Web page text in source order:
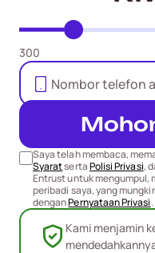
300
Saya telah membaca,
SyaratsertaPolisi Privasi,
Entrust untuk mengumpul,
peribadi saya, yang
denganPernyataan Privasi.
Kami menjamin